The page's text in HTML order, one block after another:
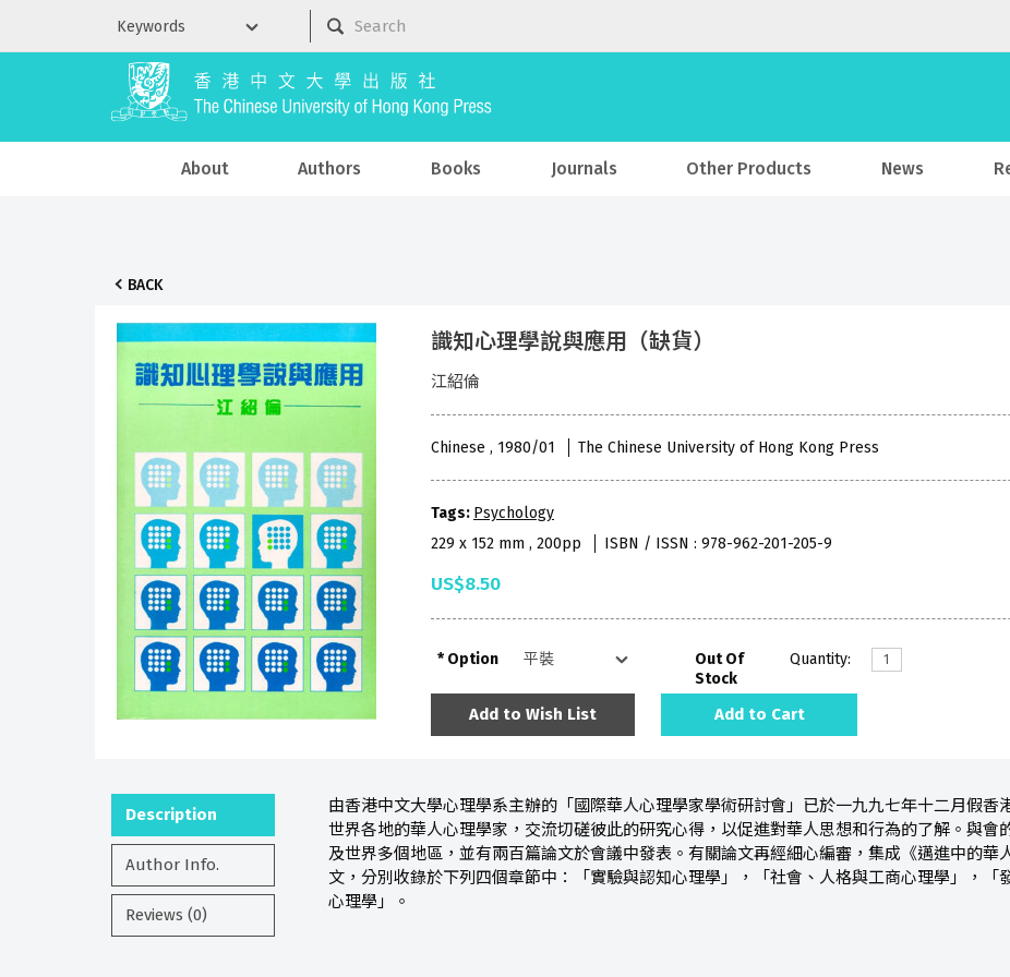
About Authors Books Journals Other Products News
BACK
識知心理學說與應用（缺貨）
江紹倫
Chinese , 1980/01 The Chinese University of Hong Kong Press
Tags: Psychology
229 x 152 mm , 200pp
ISBN / ISSN : 978-962-201-205-9
US$8.50
Option
Out Of
Stock
Quantity:
Add to Wish List Add to Cart
Description
Author Info.
Reviews (0)
由香港中文大學心理學系主辦的「國際華人心理學家學術研討會」已於一九九七年十二月假香
世界各地的華人心理學家，交流切磋彼此的研究心得，以促進對華人思想和行為的了解。與會
及世界多個地區，並有兩百篇論文於會議中發表。有關論文再經細心編審，集成《邁進中的華
文，分別收錄於下列四個章節中：「實驗與認知心理學」，「社會、人格與工商心理學」，「
心理學」。